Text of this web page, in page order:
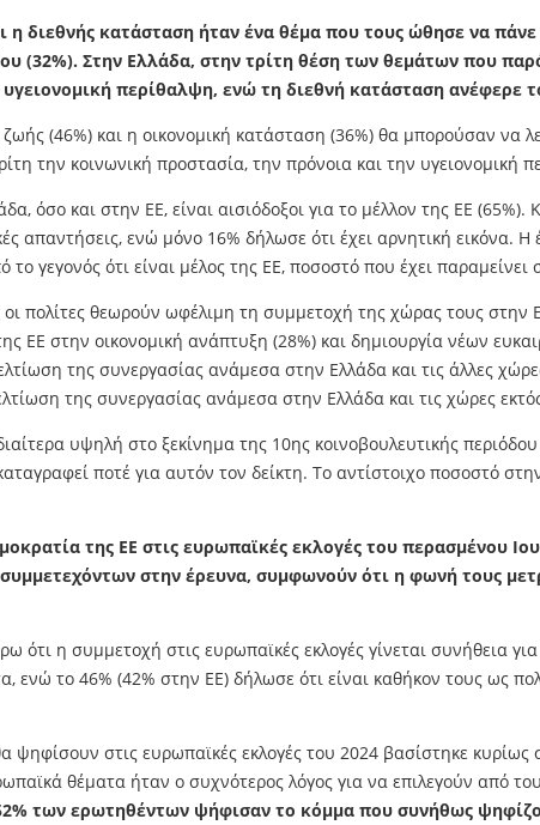
διεθνής κατάσταση ήταν ένα θέμα που τους ώθησε να
(32%). Στην Ελλάδα, στην τρίτη θέση των θεμάτων που
περίθαλψη, ενώ τη διεθνή κατάσταση ανέφερε
(46%) και η οικονομική κατάσταση (36%) θα μπορούσαν να
την κοινωνική προστασία, την πρόνοια και την υγειονομική
όσο και στην ΕΕ, είναι αισιόδοξοι για το μέλλον της ΕΕ
απαντήσεις, ενώ μόνο 16% δήλωσε ότι έχει αρνητική εικόνα.
γεγονός ότι είναι μέλος της ΕΕ, ποσοστό που έχει παραμείνει
οι πολίτες θεωρούν ωφέλιμη τη συμμετοχή της χώρας τους
ΕΕ στην οικονομική ανάπτυξη (28%) και δημιουργία νέων
της συνεργασίας ανάμεσα στην Ελλάδα και τις άλλες
της συνεργασίας ανάμεσα στην Ελλάδα και τις χώρες
υψηλή στο ξεκίνημα της 10ης κοινοβουλευτικής
ποτέ για αυτόν τον δείκτη. Το αντίστοιχο ποσοστό
της ΕΕ στις ευρωπαϊκές εκλογές του περασμένου
στην έρευνα, συμφωνούν ότι η φωνή τους
ότι η συμμετοχή στις ευρωπαϊκές εκλογές γίνεται συνήθεια
το 46% (42% στην ΕΕ) δήλωσε ότι είναι καθήκον τους ως
στις ευρωπαϊκές εκλογές του 2024 βασίστηκε κυρίως
θέματα ήταν ο συχνότερος λόγος για να επιλεγούν από
των ερωτηθέντων ψήφισαν το κόμμα που συνήθως